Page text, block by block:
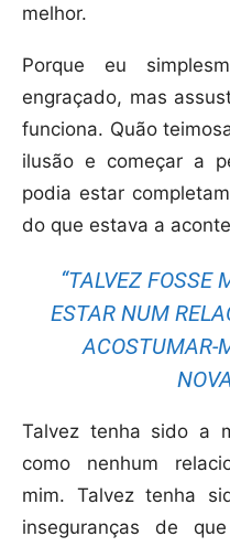
melhor.
Porque eu
engraçado, mas
funciona. Quão
ilusão e começar a
podia estar
do que estava a
“TALVEZ FOSSE
ESTAR NUM
ACOSTUMAR-
Talvez tenha sido a
como nenhum
mim. Talvez tenha
inseguranças de